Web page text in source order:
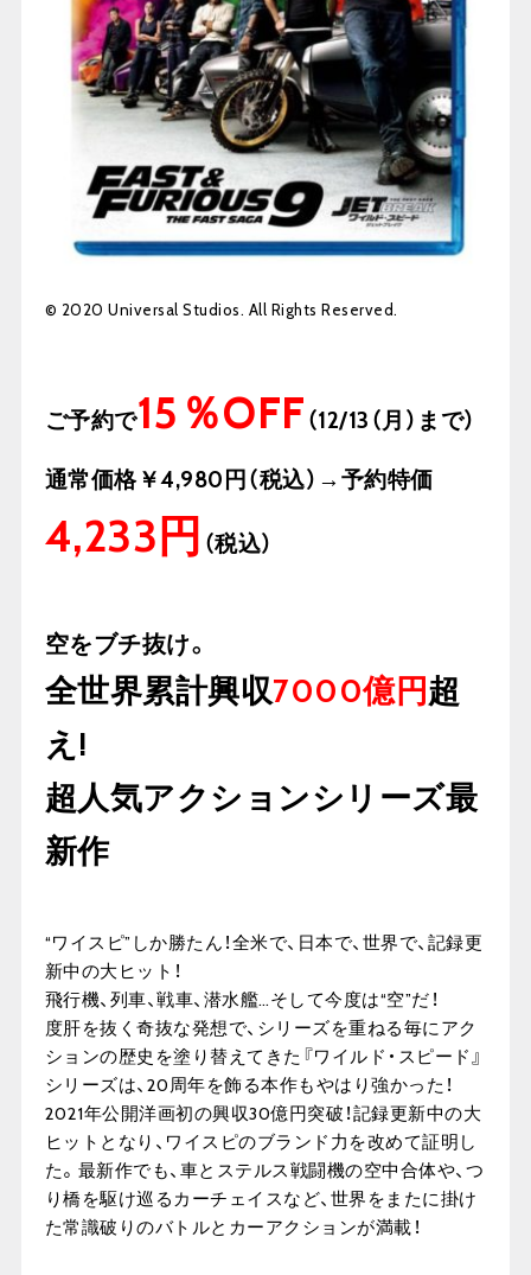
© 2020 Universal Studios. All Rights Reserved.
ご予約で15％OFF （12/13（月）まで）
通常価格￥4,980円（税込）→予約特価
4,233円 （税込）
空をブチ抜け。
全世界累計興収7000億円超
え!
超人気アクションシリーズ最
新作
“ワイスピ”しか勝たん！全米で、日本で、世界で、記録更
新中の大ヒット！
飛行機、列車、戦車、潜水艦…そして今度は“空”だ！
度肝を抜く奇抜な発想で、シリーズを重ねる毎にアク
ションの歴史を塗り替えてきた『ワイルド・スピード』
シリーズは、20周年を飾る本作もやはり強かった！
2021年公開洋画初の興収30億円突破！記録更新中の大
ヒットとなり、ワイスピのブランド力を改めて証明し
た。最新作でも、車とステルス戦闘機の空中合体や、つ
り橋を駆け巡るカーチェイスなど、世界をまたに掛け
た常識破りのバトルとカーアクションが満載！